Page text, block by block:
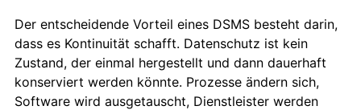
Der entscheidende Vorteil eines DSMS besteht darin,
dass es Kontinuität schafft. Datenschutz ist kein
Zustand, der einmal hergestellt und dann dauerhaft
konserviert werden könnte. Prozesse ändern sich,
Software wird ausgetauscht, Dienstleister werden